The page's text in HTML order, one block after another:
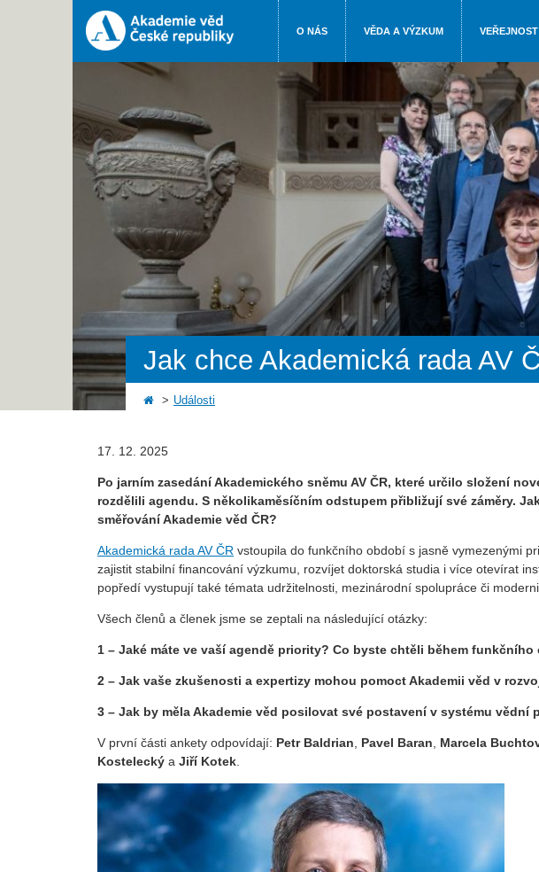
O NÁS VĚDA A VÝZKUM VEŘEJNOST
Jak chce Akademická rada AV
Události
17. 12. 2025
Po jarním zasedání Akademického sněmu AV ČR, které určilo složení
rozdělili agendu. S několikaměsíčním odstupem přibližují své záměry.
směřování Akademie věd ČR?
Akademická rada AV ČR vstoupila do funkčního období s jasně vymezenými
zajistit stabilní financování výzkumu, rozvíjet doktorská studia i více otevírat
popředí vystupují také témata udržitelnosti, mezinárodní spolupráce či
Všech členů a členek jsme se zeptali na následující otázky:
1 – Jaké máte ve vaší agendě priority? Co byste chtěli během funkčního
2 – Jak vaše zkušenosti a expertizy mohou pomoct Akademii věd v
3 – Jak by měla Akademie věd posilovat své postavení v systému vědní
V první části ankety odpovídají: Petr Baldrian, Pavel Baran, Marcela
Kostelecký a Jiří Kotek.